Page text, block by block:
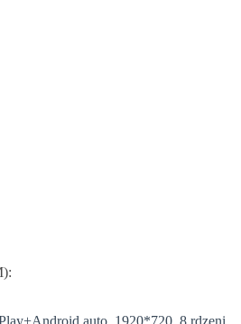
auto, 1920*720, 8 rdzeni,